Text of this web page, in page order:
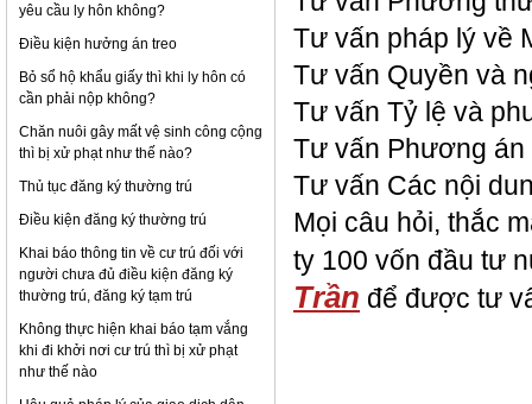
yêu cầu ly hôn không?
Điều kiện hưởng án treo
Bỏ sổ hộ khẩu giấy thì khi ly hôn có
cần phải nộp không?
Chăn nuôi gây mất vệ sinh công cộng
thì bị xử phạt như thế nào?
Thủ tục đăng ký thường trú
Điều kiện đăng ký thường trú
Khai báo thông tin về cư trú đối với
người chưa đủ điều kiện đăng ký
thường trú, đăng ký tạm trú
Không thực hiện khai báo tạm vắng
khi đi khởi nơi cư trú thì bị xử phạt
như thế nào
Tư vấn pháp lý về
Tư vấn Quyền và
Tư vấn Tỷ lệ và
Tư vấn Phương án
Tư vấn Các nội
Mọi câu hỏi, thắc
ty 100 vốn đầu tư
Trần để được tư